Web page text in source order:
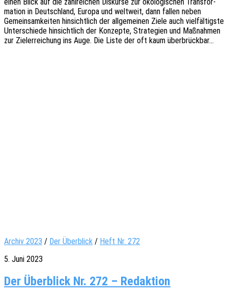
einen Blick auf die zahl­rei­chen Diskur­se zur ökolo­gi­schen Trans­for­
ma­ti­on in Deutsch­land, Europa und welt­weit, dann fallen neben
Gemein­sam­kei­ten hinsicht­lich der allge­mei­nen Ziele auch viel­fäl­tigs­te
Unter­schie­de hinsicht­lich der Konzep­te, Stra­te­gien und Maßnah­men
zur Ziel­er­rei­chung ins Auge. Die Liste der oft kaum überbrückbar…
Archiv 2023 / Der Überblick / Heft Nr. 272
5. Juni 2023
Der Überblick Nr. 272 – Redaktion